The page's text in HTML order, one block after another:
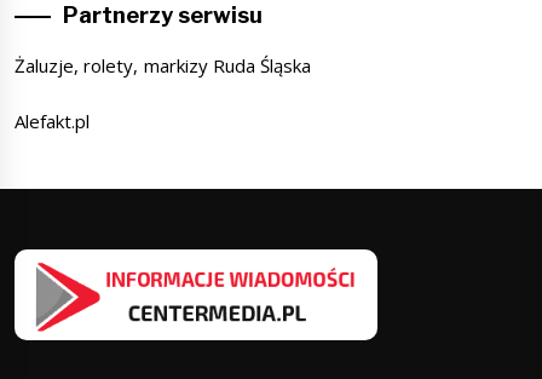
Partnerzy serwisu
Żaluzje, rolety, markizy Ruda Śląska
Alefakt.pl